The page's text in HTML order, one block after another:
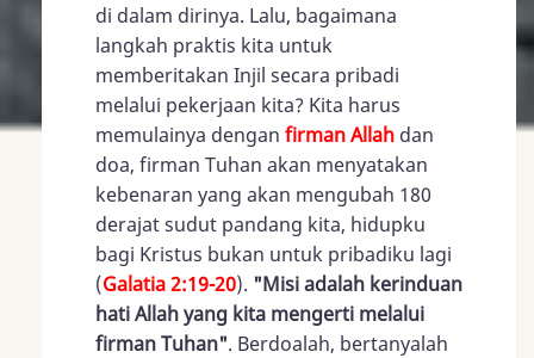
di dalam dirinya. Lalu, bagaimana
langkah praktis kita untuk
memberitakan Injil secara pribadi
melalui pekerjaan kita? Kita harus
memulainya dengan firman Allah dan
doa, firman Tuhan akan menyatakan
kebenaran yang akan mengubah 180
derajat sudut pandang kita, hidupku
bagi Kristus bukan untuk pribadiku lagi
(Galatia 2:19-20). "Misi adalah kerinduan
hati Allah yang kita mengerti melalui
firman Tuhan". Berdoalah, bertanyalah